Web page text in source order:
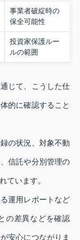
事業者破綻時の
保全可能性
投資家保護ルー
ルの範囲
じて、こうした仕
的に確認すること
の状況、対象不動
信託や分別管理の
ています。
運用レポートなど
の差異などを確認
安心につながりま